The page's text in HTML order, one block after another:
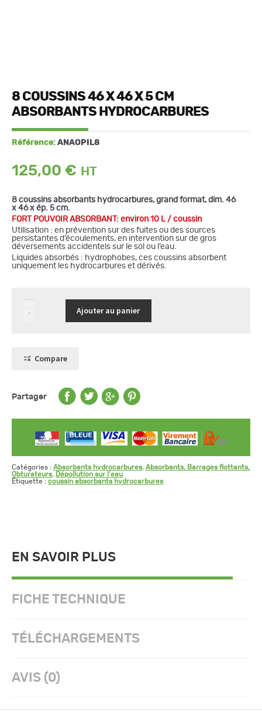
8 COUSSINS 46 X 46 X 5 CM
ABSORBANTS HYDROCARBURES
Référence: ANAOPIL8
125,00 €
8 coussins absorbants hydrocarbures, grand format, dim. 46
x 46 x ép. 5 cm.
FORT POUVOIR ABSORBANT: environ 10 L / coussin
Utilisation : en prévention sur des fuites ou des sources
persistantes d’écoulements, en intervention sur de gros
déversements accidentels sur le sol ou l’eau.
Liquides absorbés : hydrophobes, ces coussins absorbent
uniquement les hydrocarbures et dérivés.
quantité
de
x
hydrocarbures
Ajouter au panier
Compare
Partager
Catégories : Absorbants hydrocarbures Absorbants, Barrages flottants,
Obturateurs
Dépollution sur l'eau
Étiquette : coussin absorbants hydrocarbures
EN SAVOIR PLUS
FICHE TECHNIQUE
TÉLÉCHARGEMENTS
AVIS (0)